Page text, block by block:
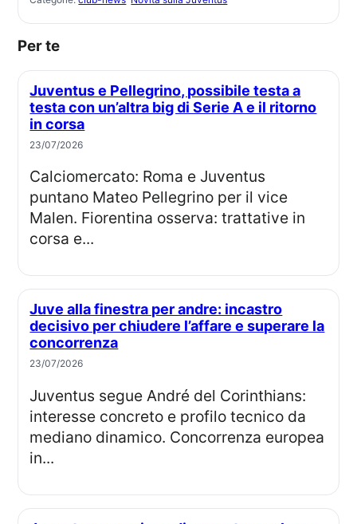
Per te
Juventus e Pellegrino, possibile testa a
testa con un’altra big di Serie A e il ritorno
in corsa
23/07/2026
Calciomercato: Roma e Juventus
puntano Mateo Pellegrino per il vice
Malen. Fiorentina osserva: trattative in
corsa e...
Juve alla finestra per andre: incastro
decisivo per chiudere l’affare e superare la
concorrenza
23/07/2026
Juventus segue André del Corinthians:
interesse concreto e profilo tecnico da
mediano dinamico. Concorrenza europea
in...